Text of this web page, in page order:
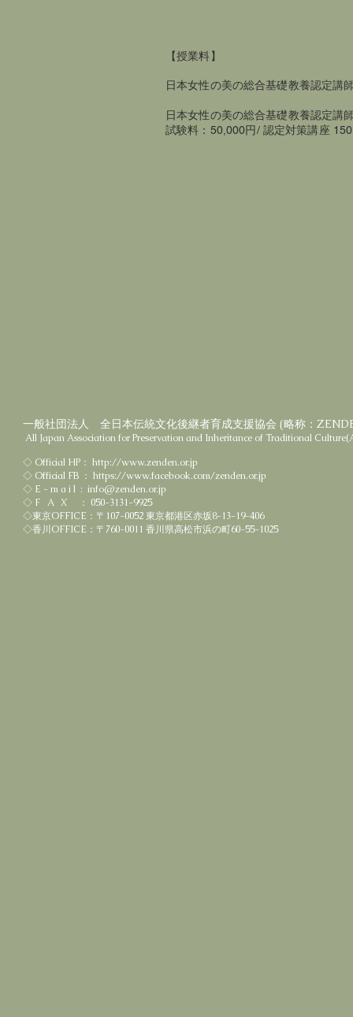
【授業料】
日本女性の美の総合基礎教養認定講
日本女性の美の総合基礎教養認定講
試験料：50,000円/ 認定対策講座
一般社団法人 全日本伝統文化後継者育成支援協会 (略称：
All Japan Association for Preservation and Inheritance of Traditional
◇ Official HP： http://www.zenden.or.jp
◇ Official FB ： https://www.facebook.com/zenden.or.jp
◇ E - m a i l : info@zenden.or.jp
◇ F A X ： 050-3131-9925
◇東京OFFICE：〒107-0052 東京都港区赤坂8-13-19-406
◇香川OFFICE：〒760-0011 香川県高松市浜の町60-55-1025